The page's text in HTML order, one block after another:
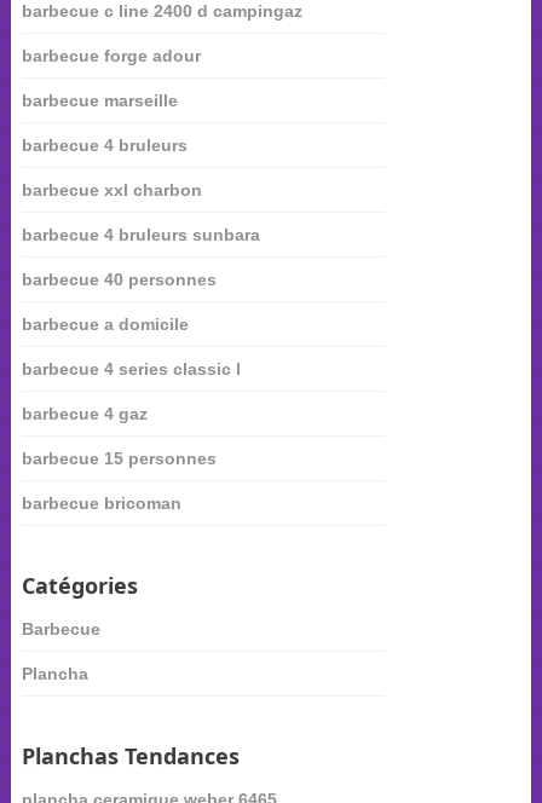
barbecue c line 2400 d campingaz
barbecue forge adour
barbecue marseille
barbecue 4 bruleurs
barbecue xxl charbon
barbecue 4 bruleurs sunbara
barbecue 40 personnes
barbecue a domicile
barbecue 4 series classic l
barbecue 4 gaz
barbecue 15 personnes
barbecue bricoman
Catégories
Barbecue
Plancha
Planchas Tendances